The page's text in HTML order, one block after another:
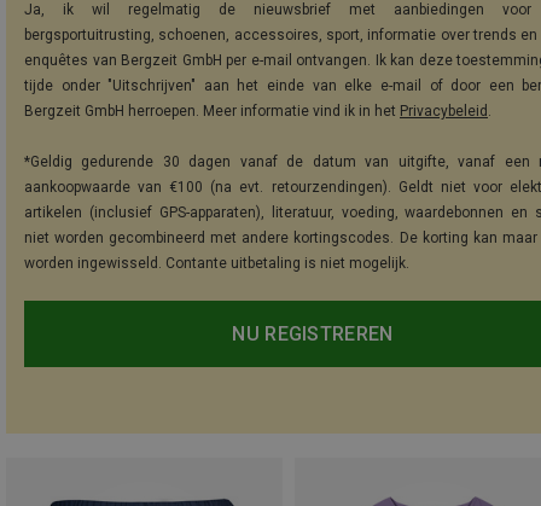
Ja, ik wil regelmatig de nieuwsbrief met aanbiedingen voor
bergsportuitrusting, schoenen, accessoires, sport, informatie over trends
enquêtes van Bergzeit GmbH per e-mail ontvangen. Ik kan deze
tijde onder "Uitschrijven" aan het einde van elke e-mail of door een
Bergzeit GmbH herroepen. Meer informatie vind ik in het Privacybeleid .
*Geldig gedurende 30 dagen vanaf de datum van uitgifte, vanaf een
aankoopwaarde van €100 (na evt. retourzendingen). Geldt niet voor
artikelen (inclusief GPS-apparaten), literatuur, voeding, waardebonnen en
niet worden gecombineerd met andere kortingscodes. De korting kan maar
worden ingewisseld. Contante uitbetaling is niet mogelijk.
NU REGISTREREN